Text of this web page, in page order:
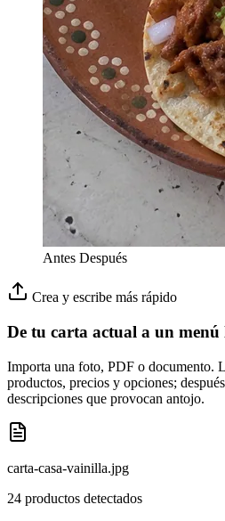
Antes Después
Crea y escribe más rápido
De tu carta actual a un menú
Importa una foto, PDF o documento.
productos, precios y opciones;
descripciones que provocan antojo.
carta-casa-vainilla.jpg
24 productos detectados